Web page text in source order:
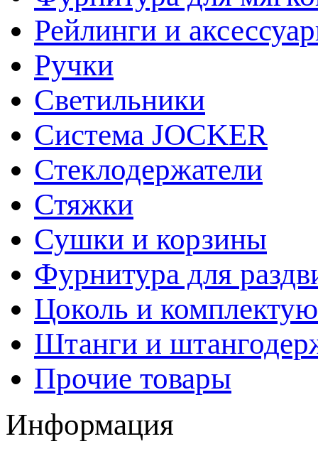
Рейлинги и
Ручки
Светильники
Система JOCKER
Стеклодержатели
Стяжки
Сушки и корзины
Фурнитура для
Цоколь и
Штанги и
Прочие товары
Информация